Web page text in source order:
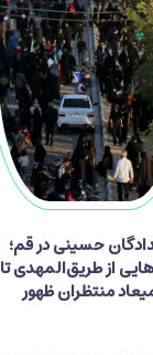
حسینی در قم؛
از طریق‌المهدی تا
منتظران ظهور